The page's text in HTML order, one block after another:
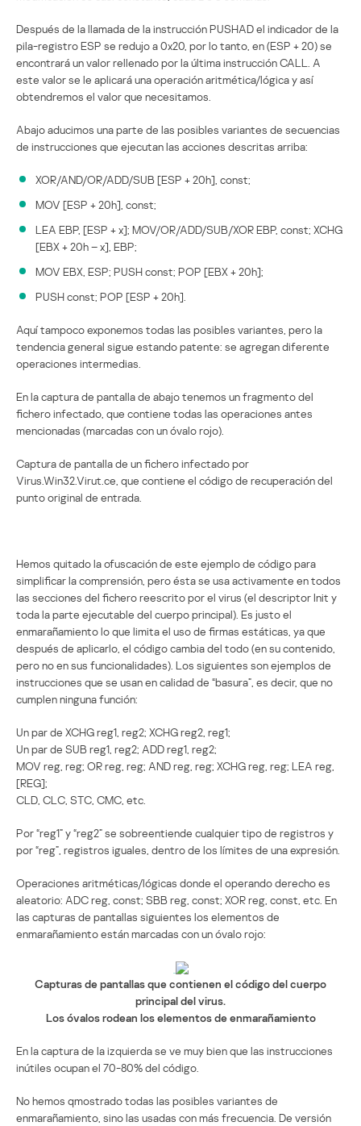
Después de la llamada de la instrucción PUSHAD el indicador de la
pila-registro ESP se redujo a 0x20, por lo tanto, en (ESP + 20) se
encontrará un valor rellenado por la última instrucción CALL. A
este valor se le aplicará una operación aritmética/lógica y así
obtendremos el valor que necesitamos.
Abajo aducimos una parte de las posibles variantes de secuencias
de instrucciones que ejecutan las acciones descritas arriba:
XOR/AND/OR/ADD/SUB [ESP + 20h], const;
MOV [ESP + 20h], const;
LEA EBP, [ESP + x]; MOV/OR/ADD/SUB/XOR EBP, const; XCHG
[EBX + 20h – x], EBP;
MOV EBX, ESP; PUSH const; POP [EBX + 20h];
PUSH const; POP [ESP + 20h].
Aquí tampoco exponemos todas las posibles variantes, pero la
tendencia general sigue estando patente: se agregan diferente
operaciones intermedias.
En la captura de pantalla de abajo tenemos un fragmento del
fichero infectado, que contiene todas las operaciones antes
mencionadas (marcadas con un óvalo rojo).
Captura de pantalla de un fichero infectado por
Virus.Win32.Virut.ce, que contiene el código de recuperación del
punto original de entrada.
Hemos quitado la ofuscación de este ejemplo de código para
simplificar la comprensión, pero ésta se usa activamente en todos
las secciones del fichero reescrito por el virus (el descriptor Init y
toda la parte ejecutable del cuerpo principal). Es justo el
enmarañamiento lo que limita el uso de firmas estáticas, ya que
después de aplicarlo, el código cambia del todo (en su contenido,
pero no en sus funcionalidades). Los siguientes son ejemplos de
instrucciones que se usan en calidad de “basura”, es decir, que no
cumplen ninguna función:
Un par de XCHG reg1, reg2; XCHG reg2, reg1;
Un par de SUB reg1, reg2; ADD reg1, reg2;
MOV reg, reg; OR reg, reg; AND reg, reg; XCHG reg, reg; LEA reg,
[REG];
CLD, CLC, STC, CMC, etc.
Por “reg1” y “reg2” se sobreentiende cualquier tipo de registros y
por “reg”, registros iguales, dentro de los límites de una expresión.
Operaciones aritméticas/lógicas donde el operando derecho es
aleatorio: ADC reg, const; SBB reg, const; XOR reg, const, etc. En
las capturas de pantallas siguientes los elementos de
enmarañamiento están marcadas con un óvalo rojo:
Capturas de pantallas que contienen el código del cuerpo
principal del virus.
Los óvalos rodean los elementos de enmarañamiento
En la captura de la izquierda se ve muy bien que las instrucciones
inútiles ocupan el 70-80% del código.
No hemos qmostrado todas las posibles variantes de
enmarañamiento, sino las usadas con más frecuencia. De versión